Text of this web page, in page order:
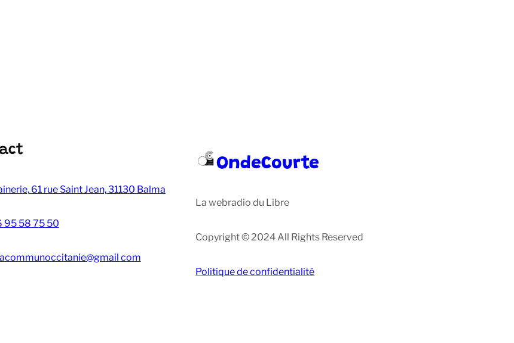
61 rue Saint Jean, 31130 Balma
95 58 75 50
com
OndeCourte
La webradio du Libre
Copyright © 2024 All Rights Reserved
Politique de confidentialité